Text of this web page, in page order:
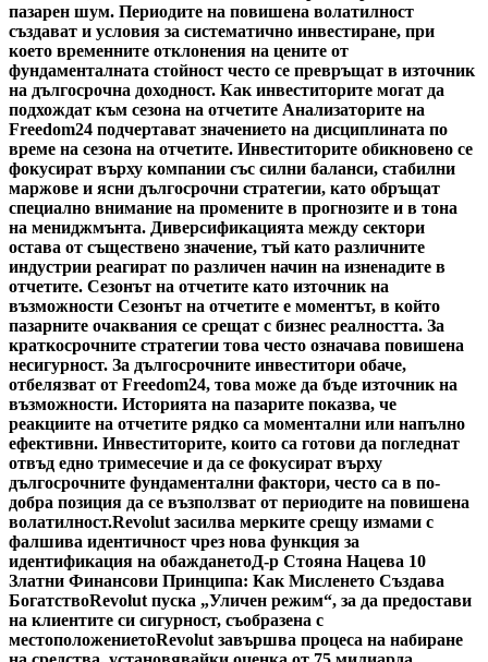
пазарен шум. Периодите на повишена волатилност
създават и условия за систематично инвестиране, при
което временните отклонения на цените от
фундаменталната стойност често се превръщат в източник
на дългосрочна доходност. Как инвеститорите могат да
подхождат към сезона на отчетите Анализаторите на
Freedom24 подчертават значението на дисциплината по
време на сезона на отчетите. Инвеститорите обикновено се
фокусират върху компании със силни баланси, стабилни
маржове и ясни дългосрочни стратегии, като обръщат
специално внимание на промените в прогнозите и в тона
на мениджмънта. Диверсификацията между сектори
остава от съществено значение, тъй като различните
индустрии реагират по различен начин на изненадите в
отчетите. Сезонът на отчетите като източник на
възможности Сезонът на отчетите е моментът, в който
пазарните очаквания се срещат с бизнес реалността. За
краткосрочните стратегии това често означава повишена
несигурност. За дългосрочните инвеститори обаче,
отбелязват от Freedom24, това може да бъде източник на
възможности. Историята на пазарите показва, че
реакциите на отчетите рядко са моментални или напълно
ефективни. Инвеститорите, които са готови да погледнат
отвъд едно тримесечие и да се фокусират върху
дългосрочните фундаментални фактори, често са в по-
добра позиция да се възползват от периодите на повишена
волатилност.Revolut засилва мерките срещу измами с
фалшива идентичност чрез нова функция за
идентификация на обажданетоД-р Стояна Нацева 10
Златни Финансови Принципа: Как Мисленето Създава
БогатствоRevolut пуска „Уличен режим“, за да предостави
на клиентите си сигурност, съобразена с
местоположениетоRevolut завършва процеса на набиране